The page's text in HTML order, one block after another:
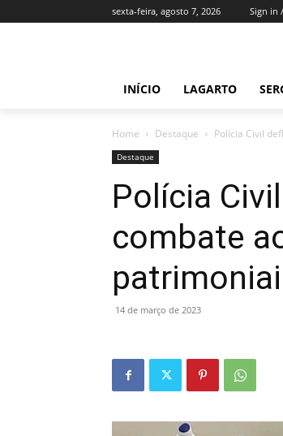
sexta-feira, agosto 7, 2026 Sign in
INÍCIO LAGARTO
Home Destaque Polícia Civil
Destaque
Polícia
combate
14 de março de 2023